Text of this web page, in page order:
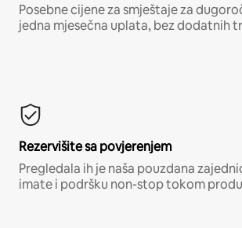
Posebne cijene za smještaje za
jedna mjesečna uplata, bez dodatnih
Rezervišite sa povjerenjem
Pregledala ih je naša pouzdana
imate i podršku non-stop tokom